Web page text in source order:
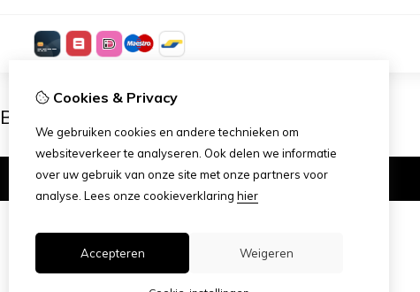
Cookies & Privacy
We gebruiken cookies en andere technieken om
websiteverkeer te analyseren. Ook delen we informatie
over uw gebruik van onze site met onze partners voor
analyse. Lees onze cookieverklaring hier
Accepteren Weigeren
Ben je 18 of ouder?
Ik ben 18+